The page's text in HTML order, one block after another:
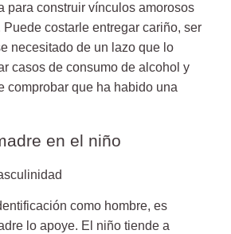
para construir vínculos amorosos
costarle entregar cariño, ser
necesitado de un lazo que lo
casos de consumo de alcohol y
comprobar que ha habido una
en el niño
como hombre, es
lo apoye. El niño tiende a